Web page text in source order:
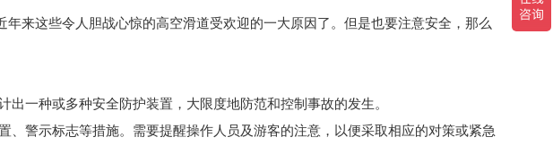
这些令人胆战心惊的高空滑道受欢迎的一大原因了。但是也要注意安全，那么
一种或多种安全防护装置，大限度地防范和控制事故的发生。
警示标志等措施。需要提醒操作人员及游客的注意，以便采取相应的对策或紧急